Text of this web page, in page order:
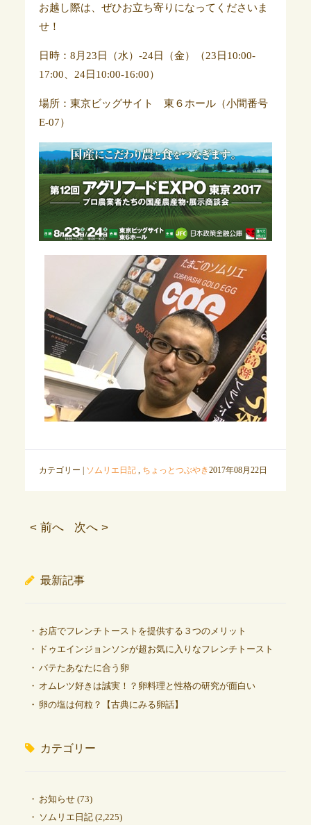
お越し際は、ぜひお立ち寄りになってくださいま
せ！
日時：8月23日（水）-24日（金）（23日10:00-
17:00、24日10:00-16:00）
場所：東京ビッグサイト 東６ホール（小間番号
E-07）
カテゴリー | ソムリエ日記, ちょっとつぶやき2017年08月22日
< 前へ 次へ >
最新記事
お店でフレンチトーストを提供する３つのメリット
ドゥエインジョンソンが超お気に入りなフレンチトースト
バテたあなたに合う卵
オムレツ好きは誠実！？卵料理と性格の研究が面白い
卵の塩は何粒？【古典にみる卵話】
カテゴリー
お知らせ(73)
ソムリエ日記(2,225)